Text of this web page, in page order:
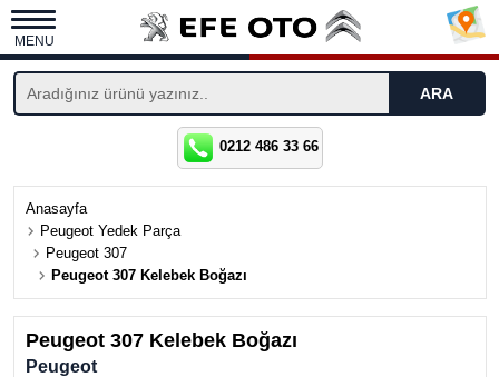
MENU
0212 486 33 66
Anasayfa
Peugeot Yedek Parça
Peugeot 307
Peugeot 307 Kelebek Boğazı
Peugeot 307 Kelebek Boğazı
Peugeot